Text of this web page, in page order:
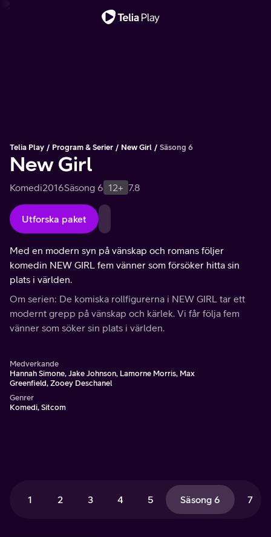
Telia Play Program & Serier New Girl Säsong 6
New Girl
Komedi2016Säsong 6 12+ 7.8
Utforska paket
Med en modern syn på vänskap och romans följer
komedin NEW GIRL fem vänner som försöker hitta sin
plats i världen.
Om serien: De komiska rollfigurerna i NEW GIRL tar ett
modernt grepp på vänskap och kärlek. Vi får följa fem
vänner som söker sin plats i världen.
Medverkande
Hannah Simone, Jake Johnson, Lamorne Morris, Max
Greenfield, Zooey Deschanel
Genrer
Komedi, Sitcom
1 2 3 4 5 Säsong 6 7